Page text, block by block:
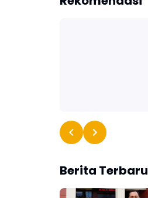
Berita Terbaru